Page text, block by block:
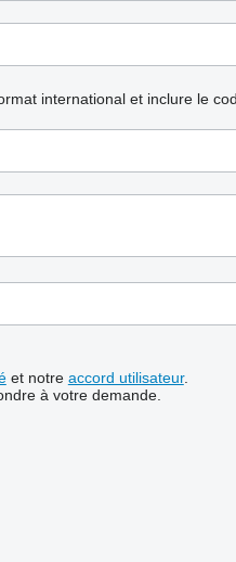
international et inclure le
et notre accord utilisateur.
à votre demande.